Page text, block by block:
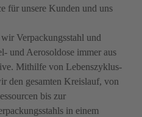
für unsere Kunden und uns
Verpackungsstahl und
und Aerosoldose immer aus
Mithilfe von Lebenszyklus-
den ­gesamten Kreislauf, von
bis zur
in einem